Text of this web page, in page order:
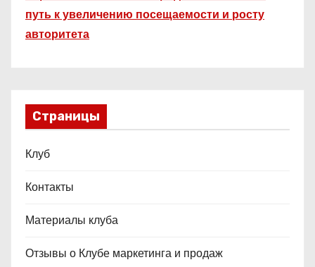
путь к увеличению посещаемости и росту
авторитета
Страницы
Клуб
Контакты
Материалы клуба
Отзывы о Клубе маркетинга и продаж